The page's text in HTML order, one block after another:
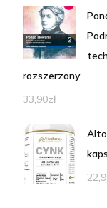
rozszerzony
33,90zł